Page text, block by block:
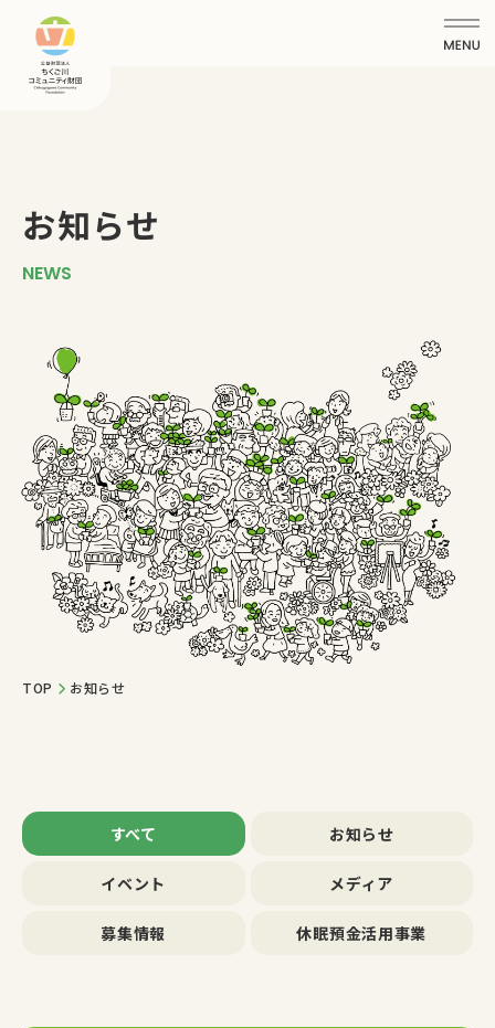
お知らせ
NEWS
TOP お知らせ
すべて お知らせ
イベント メディア
募集情報 休眠預金活用事業